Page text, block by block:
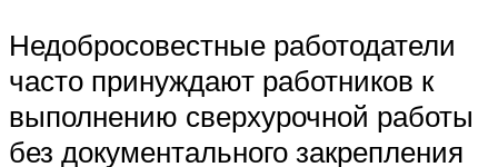
Недобросовестные работодатели
часто принуждают работников к
выполнению сверхурочной работы
без документального закрепления